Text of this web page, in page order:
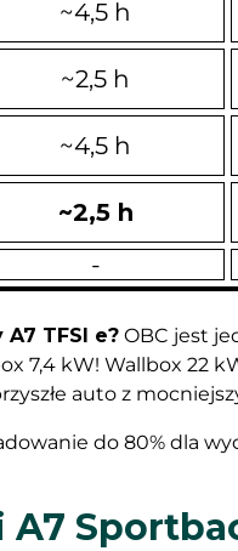
TFSI e? OBC jest
7,4 kW! Wallbox 22
auto z
do 80% dla
~4,5 h
~2,5 h
~4,5 h
~2,5 h
-